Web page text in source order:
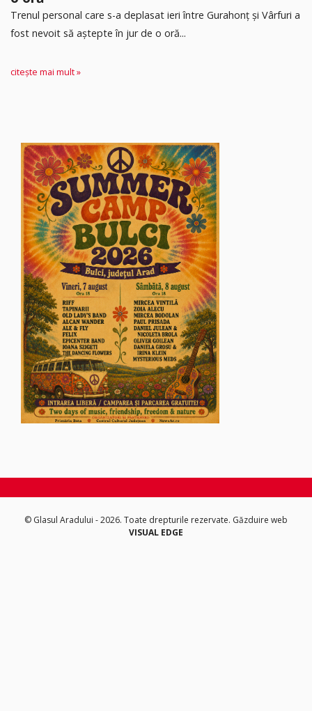
Trenul personal care s-a deplasat ieri între Gurahonț și Vârfuri a
fost nevoit să aștepte în jur de o oră...
citește mai mult »
© Glasul Aradului - 2026. Toate drepturile rezervate. Găzduire web
VISUAL EDGE